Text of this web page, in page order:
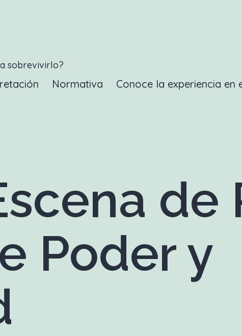
sobrevivirlo?
Normativa Conoce la experiencia en
de
Poder y